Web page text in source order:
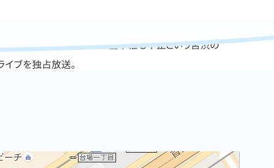
え、公演を中止、そして生中継も中止という苦渋の
イブを独占放送。